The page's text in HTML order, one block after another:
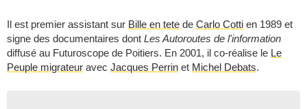
Il est premier assistant sur Bille en tete de Carlo Cotti en 1989 et
signe des documentaires dont Les Autoroutes de l'information
diffusé au Futuroscope de Poitiers. En 2001, il co-réalise le Le
Peuple migrateur avec Jacques Perrin et Michel Debats.